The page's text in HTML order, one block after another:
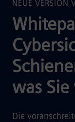
NEUE VERSION
was
Die